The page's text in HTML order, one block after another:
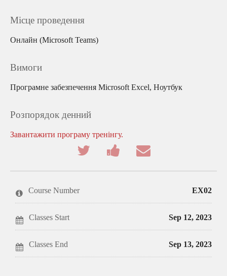
Місце проведення
Онлайн (Microsoft Teams)
Вимоги
Програмне забезпечення Microsoft Excel, Ноутбук
Розпорядок денний
Завантажити програму тренінгу.
Tweet
that
enrolled
Post
message
enrolled
course
Email
someone
say
enrolled
this
course
Course Number EX02
Classes Start Sep 12, 2023
Classes End Sep 13, 2023